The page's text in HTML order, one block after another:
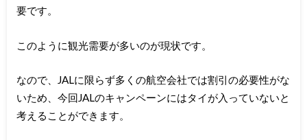
要です。
このように観光需要が多いのが現状です。
なので、JALに限らず多くの航空会社では割引の必要性がな
いため、今回JALのキャンペーンにはタイが入っていないと
考えることができます。